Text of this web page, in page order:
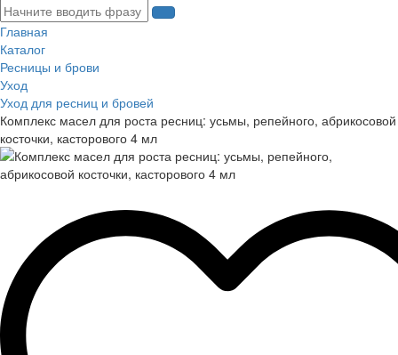
Главная
Каталог
Ресницы и брови
Уход
Уход для ресниц и бровей
Комплекс масел для роста ресниц: усьмы, репейного, абрикосовой
косточки, касторового 4 мл